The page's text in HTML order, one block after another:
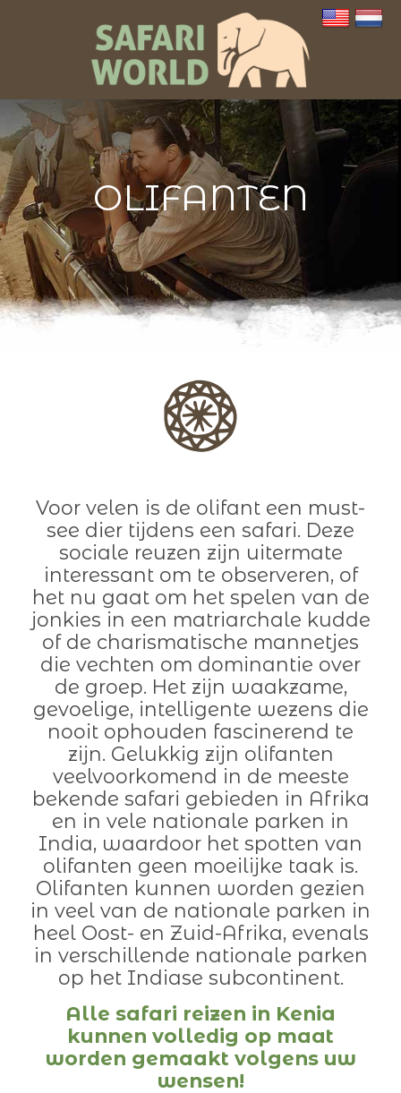
OLIFANTEN
Voor velen is de olifant een must-
see dier tijdens een safari. Deze
sociale reuzen zijn uitermate
interessant om te observeren, of
het nu gaat om het spelen van de
jonkies in een matriarchale kudde
of de charismatische mannetjes
die vechten om dominantie over
de groep. Het zijn waakzame,
gevoelige, intelligente wezens die
nooit ophouden fascinerend te
zijn. Gelukkig zijn olifanten
veelvoorkomend in de meeste
bekende safari gebieden in Afrika
en in vele nationale parken in
India, waardoor het spotten van
olifanten geen moeilijke taak is.
Olifanten kunnen worden gezien
in veel van de nationale parken in
heel Oost- en Zuid-Afrika, evenals
in verschillende nationale parken
op het Indiase subcontinent.
Alle safari reizen in Kenia
kunnen volledig op maat
worden gemaakt volgens uw
wensen!